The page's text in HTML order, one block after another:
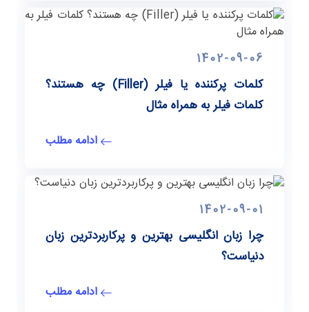
1402-09-06
کلمات پرکننده یا فیلر (Filler) چه هستند؟
کلمات فیلر به همراه مثال
ادامه مطلب
1402-09-01
چرا زبان انگلیسی بهترین و پرکاربردترین زبان
دنیاست؟
ادامه مطلب